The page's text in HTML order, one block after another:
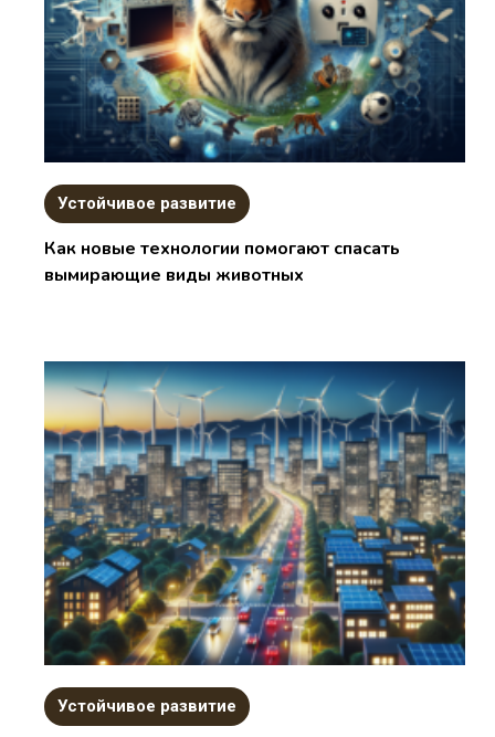
Устойчивое развитие
Как новые технологии помогают спасать
вымирающие виды животных
Устойчивое развитие